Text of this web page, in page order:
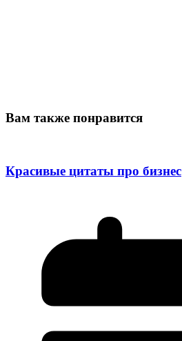
Вам также понравится
Красивые цитаты про бизнес